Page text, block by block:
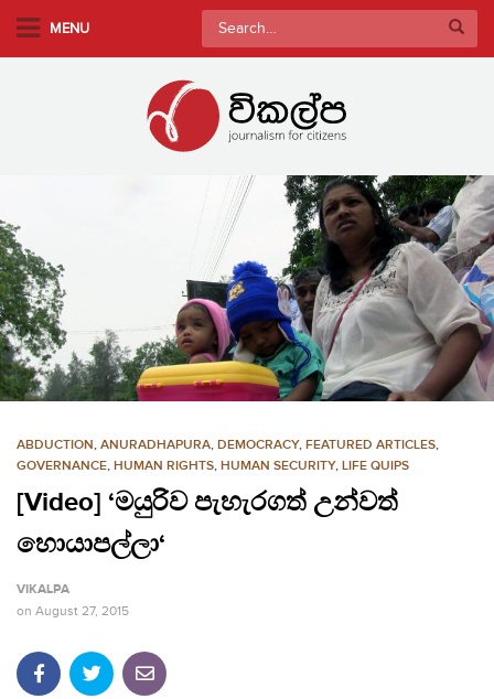
i
n
c
o
n
t
e
MENU
Search
for:
ABDUCTION, ANURADHAPURA, DEMOCRACY, FEATURED ARTICLES,
GOVERNANCE, HUMAN RIGHTS, HUMAN SECURITY, LIFE QUIPS
[Video] ‘මයුරිව පැහැරගත් උන්වත්
හොයාපල්ලා‘
VIKALPA
on August 27, 2015